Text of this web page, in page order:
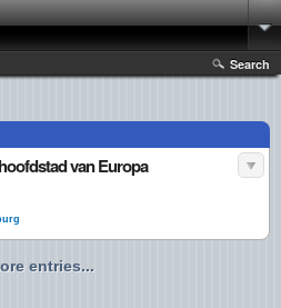
Search
van Europa
entries...